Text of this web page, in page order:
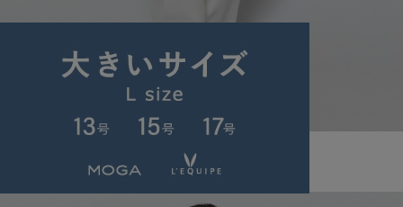
デニムパンツ(でにむぱんつ) /